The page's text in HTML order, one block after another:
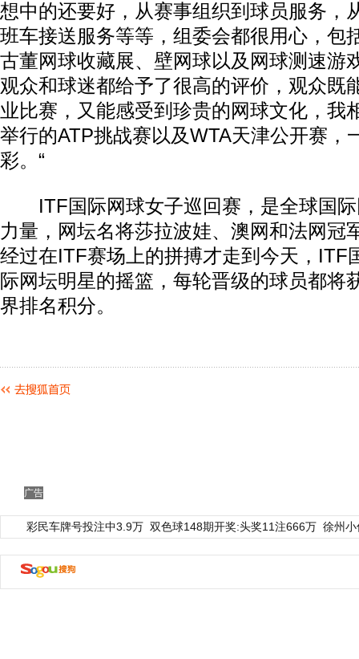
想中的还要好，从赛事组织到球员服务，
班车接送服务等等，组委会都很用心，包
古董网球收藏展、壁网球以及网球测速游
观众和球迷都给予了很高的评价，观众既
业比赛，又能感受到珍贵的网球文化，我
举行的ATP挑战赛以及WTA天津公开赛，
彩。“
ITF国际网球女子巡回赛，是全球国际
力量，网坛名将莎拉波娃、澳网和法网冠
经过在ITF赛场上的拼搏才走到今天，ITF
际网坛明星的摇篮，每轮晋级的球员都将
界排名积分。
广告
彩民车牌号投注中3.9万 双色球148期开奖:头奖11注666万 徐州